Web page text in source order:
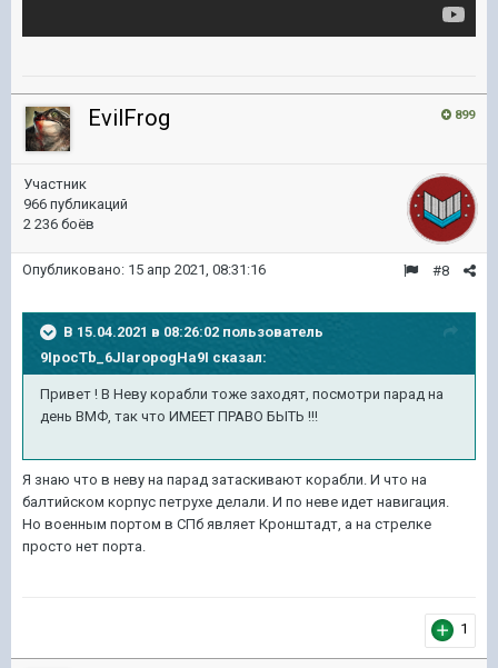
899
EvilFrog
Участник
966 публикаций
2 236 боёв
#8
Опубликовано: 15 апр 2021, 08:31:16
В 15.04.2021 в 08:26:02 пользователь
9IpocTb_6JIaropogHa9I сказал:
Привет ! В Неву корабли тоже заходят, посмотри парад на
день ВМФ, так что ИМЕЕТ ПРАВО БЫТЬ !!!
Я знаю что в неву на парад затаскивают корабли. И что на
балтийском корпус петрухе делали. И по неве идет навигация.
Но военным портом в СПб являет Кронштадт, а на стрелке
просто нет порта.
1